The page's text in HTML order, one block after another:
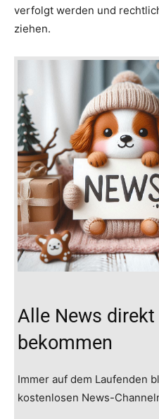
verfolgt werden und
ziehen.
Alle News
bekommen
Immer auf dem Laufenden
kostenlosen News-